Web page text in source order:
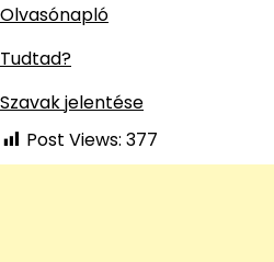
Olvasónapló
Tudtad?
Szavak jelentése
Post Views: 377